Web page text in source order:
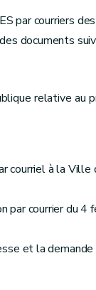
par courriers
documents
relative
courriel à la
par courrier du 4
et la